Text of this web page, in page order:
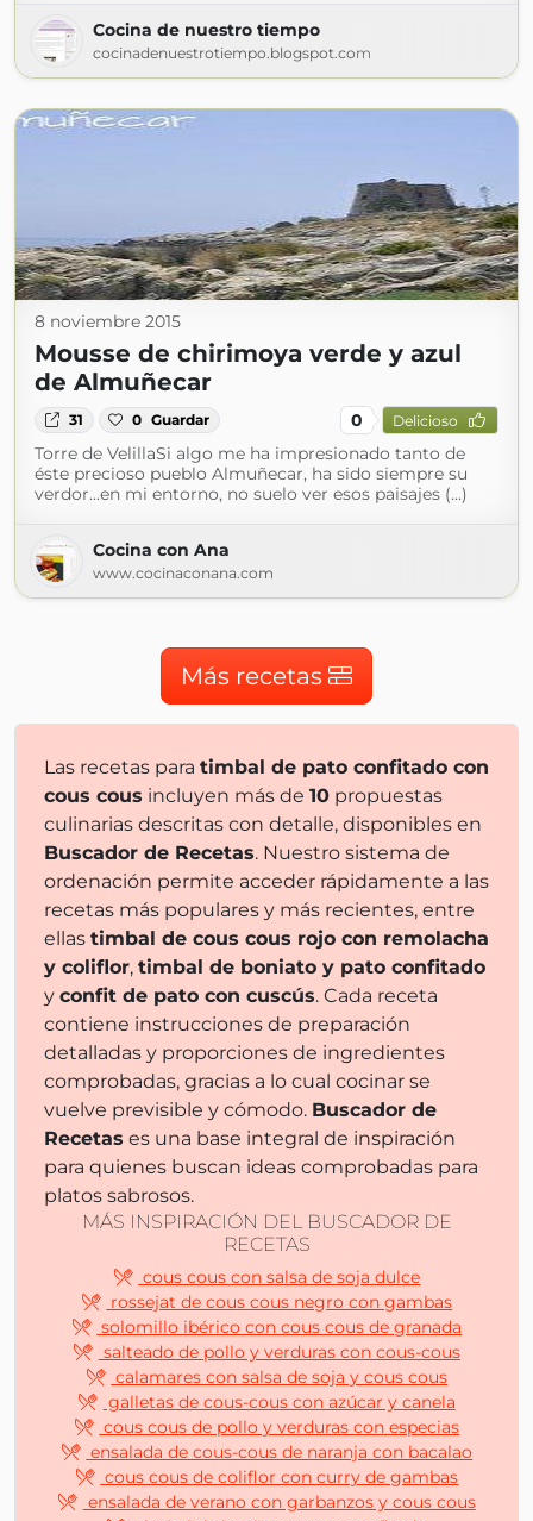
Cocina de nuestro tiempo
cocinadenuestrotiempo.blogspot.com
8 noviembre 2015
Mousse de chirimoya verde y azul
de Almuñecar
31 0 Guardar 0 Delicioso
Torre de VelillaSi algo me ha impresionado tanto de
éste precioso pueblo Almuñecar, ha sido siempre su
verdor...en mi entorno, no suelo ver esos paisajes (...)
Cocina con Ana
www.cocinaconana.com
Más recetas
Las recetas para timbal de pato confitado con
cous cous incluyen más de 10 propuestas
culinarias descritas con detalle, disponibles en
Buscador de Recetas. Nuestro sistema de
ordenación permite acceder rápidamente a las
recetas más populares y más recientes, entre
ellas timbal de cous cous rojo con remolacha
y coliflor, timbal de boniato y pato confitado
y confit de pato con cuscús. Cada receta
contiene instrucciones de preparación
detalladas y proporciones de ingredientes
comprobadas, gracias a lo cual cocinar se
vuelve previsible y cómodo. Buscador de
Recetas es una base integral de inspiración
para quienes buscan ideas comprobadas para
platos sabrosos.
MÁS INSPIRACIÓN DEL BUSCADOR DE
RECETAS
cous cous con salsa de soja dulce
rossejat de cous cous negro con gambas
solomillo ibérico con cous cous de granada
salteado de pollo y verduras con cous-cous
calamares con salsa de soja y cous cous
galletas de cous-cous con azúcar y canela
cous cous de pollo y verduras con especias
ensalada de cous-cous de naranja con bacalao
cous cous de coliflor con curry de gambas
ensalada de verano con garbanzos y cous cous